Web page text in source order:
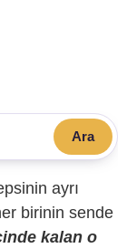
Ara
ayrı
birinin sende
kalan o